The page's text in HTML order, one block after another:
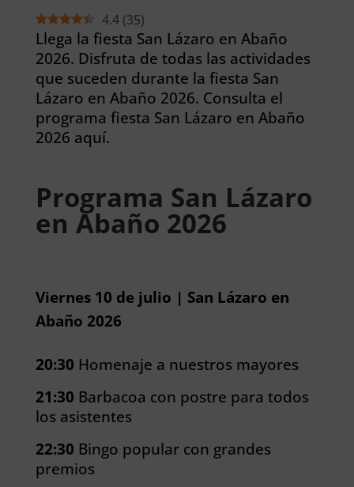
4.4 (35)
Llega la fiesta San Lázaro en Abaño
2026. Disfruta de todas las actividades
que suceden durante la fiesta San
Lázaro en Abaño 2026. Consulta el
programa fiesta San Lázaro en Abaño
2026 aquí.
Programa San Lázaro
en Abaño 2026
Viernes 10 de julio | San Lázaro en
Abaño 2026
20:30 Homenaje a nuestros mayores
21:30 Barbacoa con postre para todos
los asistentes
22:30 Bingo popular con grandes
premios